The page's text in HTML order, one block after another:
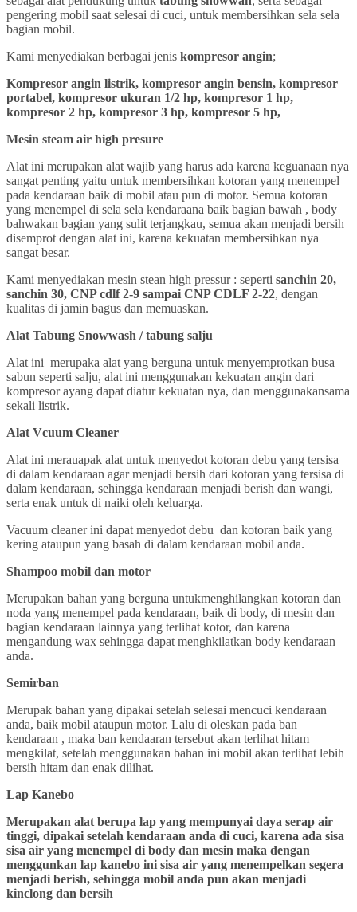
pengering mobil saat selesai di cuci, untuk membersihkan sela sela
bagian mobil.
Kami menyediakan berbagai jenis kompresor angin;
Kompresor angin listrik, kompresor angin bensin, kompresor
portabel, kompresor ukuran 1/2 hp, kompresor 1 hp,
kompresor 2 hp, kompresor 3 hp, kompresor 5 hp,
Mesin steam air high presure
Alat ini merupakan alat wajib yang harus ada karena keguanaan nya
sangat penting yaitu untuk membersihkan kotoran yang menempel
pada kendaraan baik di mobil atau pun di motor. Semua kotoran
yang menempel di sela sela kendaraana baik bagian bawah , body
bahwakan bagian yang sulit terjangkau, semua akan menjadi bersih
disemprot dengan alat ini, karena kekuatan membersihkan nya
sangat besar.
Kami menyediakan mesin stean high pressur : seperti sanchin 20,
sanchin 30, CNP cdlf 2-9 sampai CNP CDLF 2-22, dengan
kualitas di jamin bagus dan memuaskan.
Alat Tabung Snowwash / tabung salju
Alat ini merupaka alat yang berguna untuk menyemprotkan busa
sabun seperti salju, alat ini menggunakan kekuatan angin dari
kompresor ayang dapat diatur kekuatan nya, dan menggunakansama
sekali listrik.
Alat Vcuum Cleaner
Alat ini merauapak alat untuk menyedot kotoran debu yang tersisa
di dalam kendaraan agar menjadi bersih dari kotoran yang tersisa di
dalam kendaraan, sehingga kendaraan menjadi berish dan wangi,
serta enak untuk di naiki oleh keluarga.
Vacuum cleaner ini dapat menyedot debu dan kotoran baik yang
kering ataupun yang basah di dalam kendaraan mobil anda.
Shampoo mobil dan motor
Merupakan bahan yang berguna untukmenghilangkan kotoran dan
noda yang menempel pada kendaraan, baik di body, di mesin dan
bagian kendaraan lainnya yang terlihat kotor, dan karena
mengandung wax sehingga dapat menghkilatkan body kendaraan
anda.
Semirban
Merupak bahan yang dipakai setelah selesai mencuci kendaraan
anda, baik mobil ataupun motor. Lalu di oleskan pada ban
kendaraan , maka ban kendaaran tersebut akan terlihat hitam
mengkilat, setelah menggunakan bahan ini mobil akan terlihat lebih
bersih hitam dan enak dilihat.
Lap Kanebo
Merupakan alat berupa lap yang mempunyai daya serap air
tinggi, dipakai setelah kendaraan anda di cuci, karena ada sisa
sisa air yang menempel di body dan mesin maka dengan
menggunkan lap kanebo ini sisa air yang menempelkan segera
menjadi berish, sehingga mobil anda pun akan menjadi
kinclong dan bersih